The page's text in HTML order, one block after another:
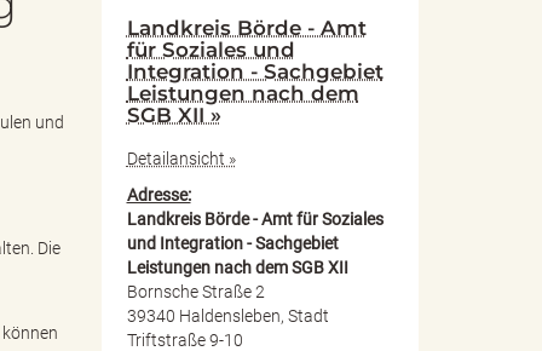
und
Die
Landkreis Börde - Amt
für Soziales und
Integration - Sachgebiet
Leistungen nach dem
SGB XII »
Detailansicht »
Adresse:
Landkreis Börde - Amt für Soziales
und Integration - Sachgebiet
Leistungen nach dem SGB XII
Bornsche Straße 2
39340 Haldensleben, Stadt
Triftstraße 9-10